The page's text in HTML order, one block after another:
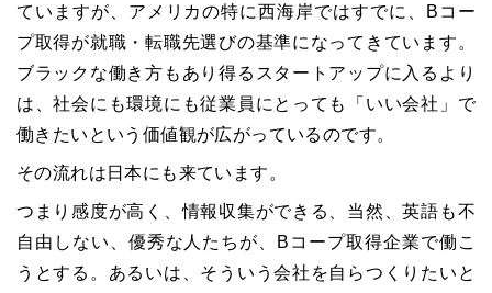
ていますが、アメリカの特に西海岸ではすでに、Bコー
プ取得が就職・転職先選びの基準になってきています。
ブラックな働き方もあり得るスタートアップに入るより
は、社会にも環境にも従業員にとっても「いい会社」で
働きたいという価値観が広がっているのです。
その流れは日本にも来ています。
つまり感度が高く、情報収集ができる、当然、英語も不
自由しない、優秀な人たちが、
B コープ取得企業で働こ
うとする。あるいは、そういう会社を自らつくりたいと